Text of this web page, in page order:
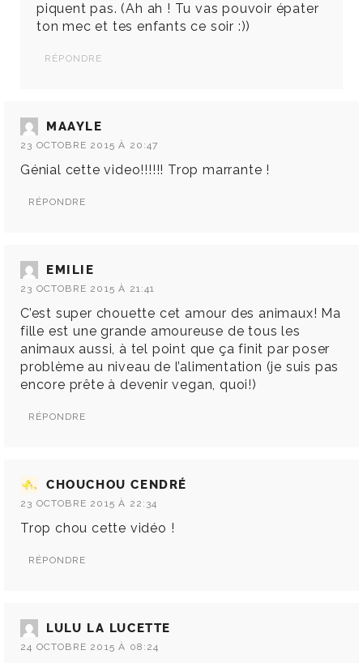
piquent pas. (Ah ah ! Tu vas pouvoir épater
ton mec et tes enfants ce soir :))
RÉPONDRE
MAAYLE
23 OCTOBRE 2015 À 20:47
Génial cette video!!!!!! Trop marrante !
RÉPONDRE
EMILIE
23 OCTOBRE 2015 À 21:41
C’est super chouette cet amour des animaux! Ma
fille est une grande amoureuse de tous les
animaux aussi, à tel point que ça finit par poser
problème au niveau de l’alimentation (je suis pas
encore prête à devenir vegan, quoi!)
RÉPONDRE
CHOUCHOU CENDRÉ
23 OCTOBRE 2015 À 22:34
Trop chou cette vidéo !
RÉPONDRE
LULU LA LUCETTE
24 OCTOBRE 2015 À 08:24